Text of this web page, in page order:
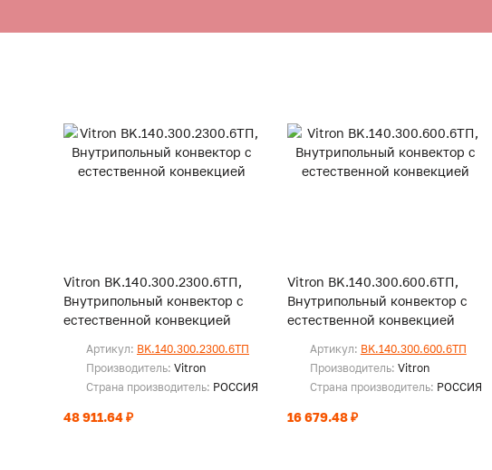
Vitron BK.140.300.2300.6ТП,
Внутрипольный конвектор с
естественной конвекцией
Артикул: BK.140.300.2300.6ТП
Производитель: Vitron
Страна производитель: РОССИЯ
48 911.64 ₽
Vitron BK.140.300.600.6ТП,
Внутрипольный конвектор с
естественной конвекцией
Артикул: BK.140.300.600.6ТП
Производитель: Vitron
Страна производитель: РОССИЯ
16 679.48 ₽